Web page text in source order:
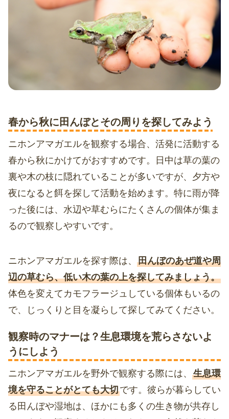
春から秋に田んぼとその周りを探してみよう
ニホンアマガエルを観察する場合、活発に活動する
春から秋にかけてがおすすめです。日中は草の葉の
裏や木の枝に隠れていることが多いですが、夕方や
夜になると餌を探して活動を始めます。特に雨が降
った後には、水辺や草むらにたくさんの個体が集ま
るので観察しやすいです。
ニホンアマガエルを探す際は、 田んぼのあぜ道や周
辺の草むら、低い木の葉の上を探してみましょう。
体色を変えてカモフラージュしている個体もいるの
で、じっくりと目を凝らして探してみてください。
観察時のマナーは？生息環境を荒らさないよ
うにしよう
ニホンアマガエルを野外で観察する際には、 生息環
境を守ることがとても大切です。彼らが暮らしてい
る田んぼや湿地は、ほかにも多くの生き物が共存し